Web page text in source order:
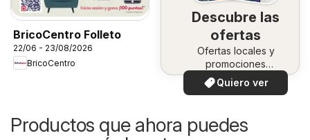
BricoCentro Folleto
22/06 - 23/08/2026
BricoCentro
Descubre las
ofertas
Ofertas locales y
promociones
especiales.
Quiero ver
Productos que ahora puedes